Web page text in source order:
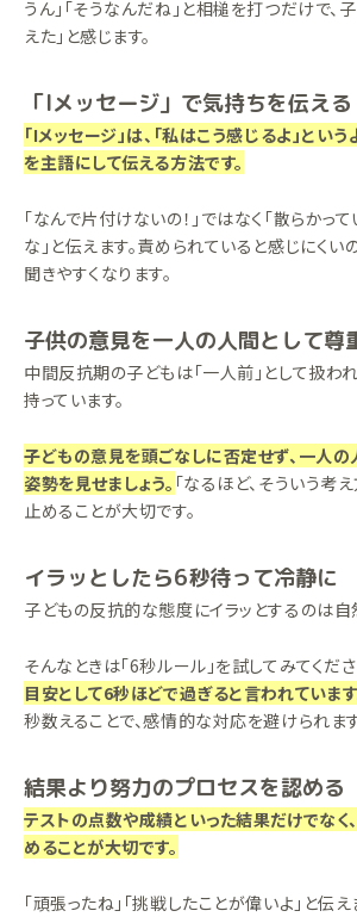
うん」「そうなんだね」と相槌を打つだけで、
えた」と感じます。
「Iメッセージ」で気持ちを伝える
「Iメッセージ」は、「私はこう感じるよ」とい
を主語にして伝える方法です。
「なんで片付けないの！」ではなく「散らかって
な」と伝えます。責められていると感じにくい
聞きやすくなります。
子供の意見を一人の人間として尊
中間反抗期の子どもは「一人前」として扱わ
持っています。
子どもの意見を頭ごなしに否定せず、一人の
姿勢を見せましょう。 「なるほど、そういう考
止めることが大切です。
イラッとしたら6秒待って冷静に
子どもの反抗的な態度にイラッとするのは自
そんなときは「6秒ルール」を試してみてくださ
目安として6秒ほどで過ぎると言われています
秒数えることで、感情的な対応を避けられます
結果より努力のプロセスを認める
テストの点数や成績といった結果だけでなく
めることが大切です。
「頑張ったね」「挑戦したことが偉いよ」と伝